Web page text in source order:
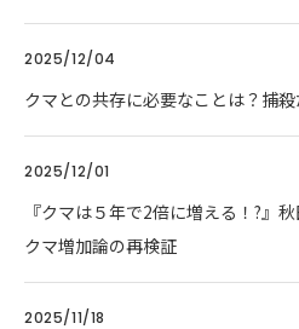
2025/12/04
クマとの共存に必要なことは？捕
2025/12/01
『クマは５年で2倍に増える！?』
クマ増加論の再検証
2025/11/18